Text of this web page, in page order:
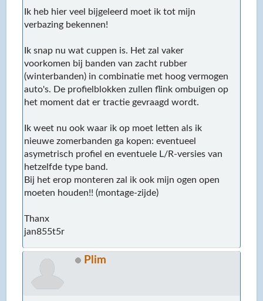
Ik heb hier veel bijgeleerd moet ik tot mijn
verbazing bekennen!
Ik snap nu wat cuppen is. Het zal vaker
voorkomen bij banden van zacht rubber
(winterbanden) in combinatie met hoog vermogen
auto's. De profielblokken zullen flink ombuigen op
het moment dat er tractie gevraagd wordt.
Ik weet nu ook waar ik op moet letten als ik
nieuwe zomerbanden ga kopen: eventueel
asymetrisch profiel en eventuele L/R-versies van
hetzelfde type band.
Bij het erop monteren zal ik ook mijn ogen open
moeten houden!! (montage-zijde)
Thanx
jan855t5r
Plim